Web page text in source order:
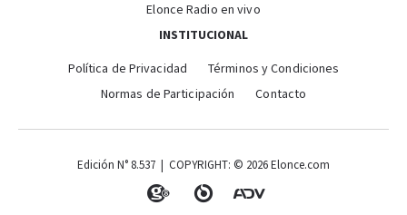
Elonce Radio en vivo
INSTITUCIONAL
Política de Privacidad
Términos y Condiciones
Normas de Participación
Contacto
Edición N° 8.537 | COPYRIGHT: © 2026 Elonce.com